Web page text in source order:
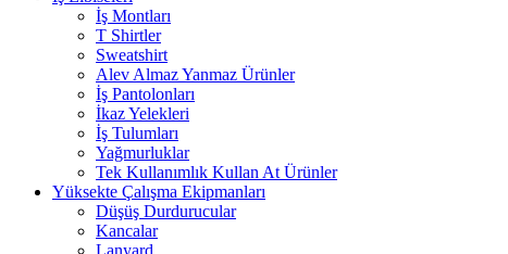
İş Montları
T Shirtler
Sweatshirt
Alev Almaz Yanmaz Ürünler
İş Pantolonları
İkaz Yelekleri
İş Tulumları
Yağmurluklar
Tek Kullanımlık Kullan At Ürünler
Yüksekte Çalışma Ekipmanları
Düşüş Durdurucular
Kancalar
Lanyard